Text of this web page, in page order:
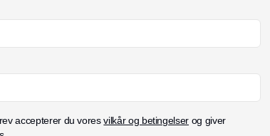
accepterer du voresvilkår og betingelser og giver